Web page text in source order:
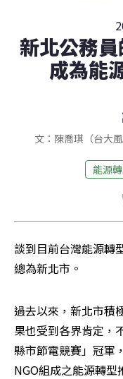
新北公務
成為能
文：陳喬琪（台大
能源
談到目前台灣能源轉
總為新北市。
過去以來，新北市積
果也受到各界肯定，
縣市節電競賽」冠軍
NGO組成之能源轉